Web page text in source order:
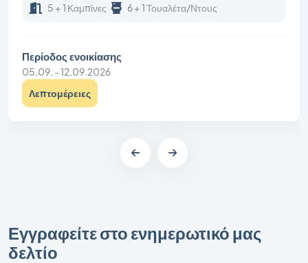
5 + 1 Καμπίνες
6 + 1 Τουαλέτα/Ντους
Περίοδος ενοικίασης
05.09. - 12.09.2026
Λεπτομέρειες
Εγγραφείτε στο ενημερωτικό μας
δελτίο